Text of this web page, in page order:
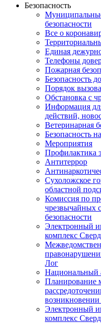
Безопасность
безопасности
Все о
Единая
Телефоны
Пожарная
Безопасность
Порядок
Обстановка с
Информация
действий,
Ветеринарная
Безопасность
Мероприятия
Профилактика
Антитеррор
Сухоложское
областной
Комиссия по
чрезвычайных
безопасности
Электронный
комплекс
Лог
Национальный
Планирование
Электронный
комплекс